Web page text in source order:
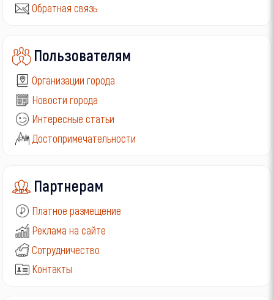
Обратная связь
Пользователям
Организации города
Новости города
Интересные статьи
Достопримечательности
Партнерам
Платное размещение
Реклама на сайте
Сотрудничество
Контакты